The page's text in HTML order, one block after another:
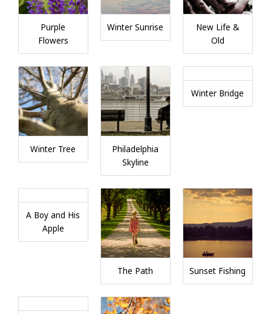
Purple
Flowers
Winter Sunrise
New Life &
Old
Winter Tree
Philadelphia
Skyline
Winter Bridge
A Boy and His
Apple
The Path Sunset Fishing